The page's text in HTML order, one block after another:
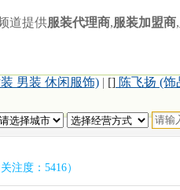
道提供服装代理商, 服装加盟商,
男装 休闲服饰) | [] 陈飞扬 (饰
关注度：5416）